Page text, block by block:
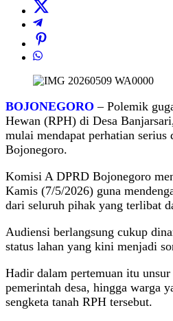
BOJONEGORO – Polemik
Hewan (RPH) di Desa
mulai mendapat perhatian
Bojonegoro.
Komisi A DPRD Bojonegoro
Kamis (7/5/2026) guna
dari seluruh pihak yang terlibat
Audiensi berlangsung cukup
status lahan yang kini menjadi
Hadir dalam pertemuan itu unsur
pemerintah desa, hingga warga
sengketa tanah RPH tersebut.